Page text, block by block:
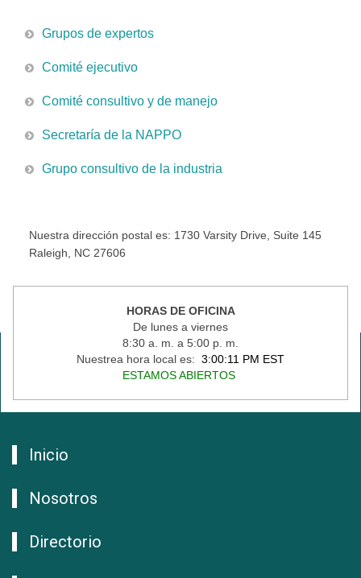
Grupos de expertos
Comité ejecutivo
Comité consultivo y de manejo
Secretaría de la NAPPO
Grupo consultivo de la industria
Nuestra dirección postal es: 1730 Varsity Drive, Suite 145
Raleigh, NC 27606
HORAS DE OFICINA
De lunes a viernes
8:30 a. m. a 5:00 p. m.
Nuestrea hora local es: 3:00:11 PM EST
ESTAMOS ABIERTOS
Inicio
Nosotros
Directorio